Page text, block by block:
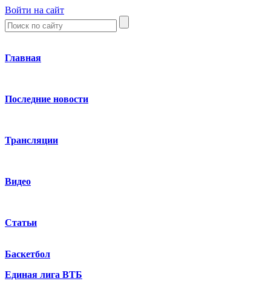
Войти на сайт
Главная
Последние новости
Трансляции
Видео
Статьи
Баскетбол
Единая лига ВТБ